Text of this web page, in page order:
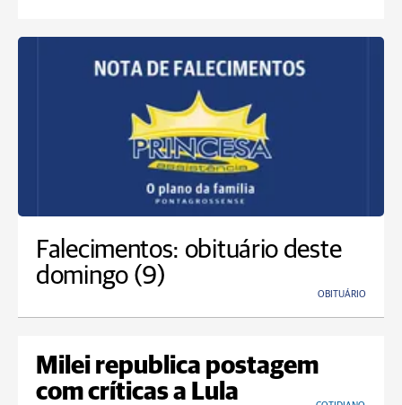
Falecimentos: obituário deste
domingo (9)
OBITUÁRIO
Milei republica postagem
com críticas a Lula